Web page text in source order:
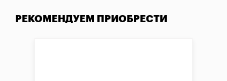
РЕКОМЕНДУЕМ ПРИОБРЕСТИ